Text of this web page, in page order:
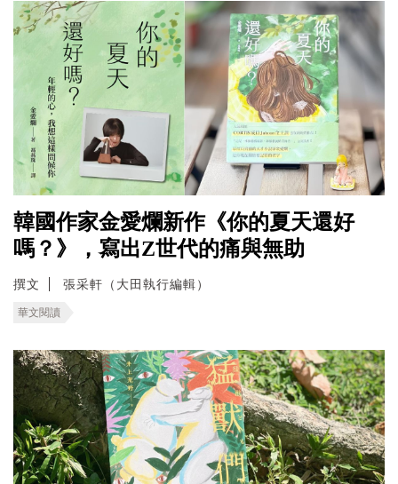
韓國作家金愛爛新作《你的夏天還好
嗎？》，寫出Z世代的痛與無助
撰文 張采軒（大田執行編輯）
華文閱讀